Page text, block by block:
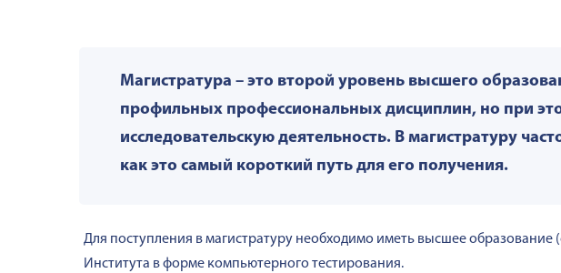
Магистратура – это второй уровень высшего
профильных профессиональных дисциплин, но при
исследовательскую деятельность. В магистратуру
как это самый короткий путь для его получения.
Для поступления в магистратуру необходимо иметь высшее
Института в форме компьютерного тестирования.